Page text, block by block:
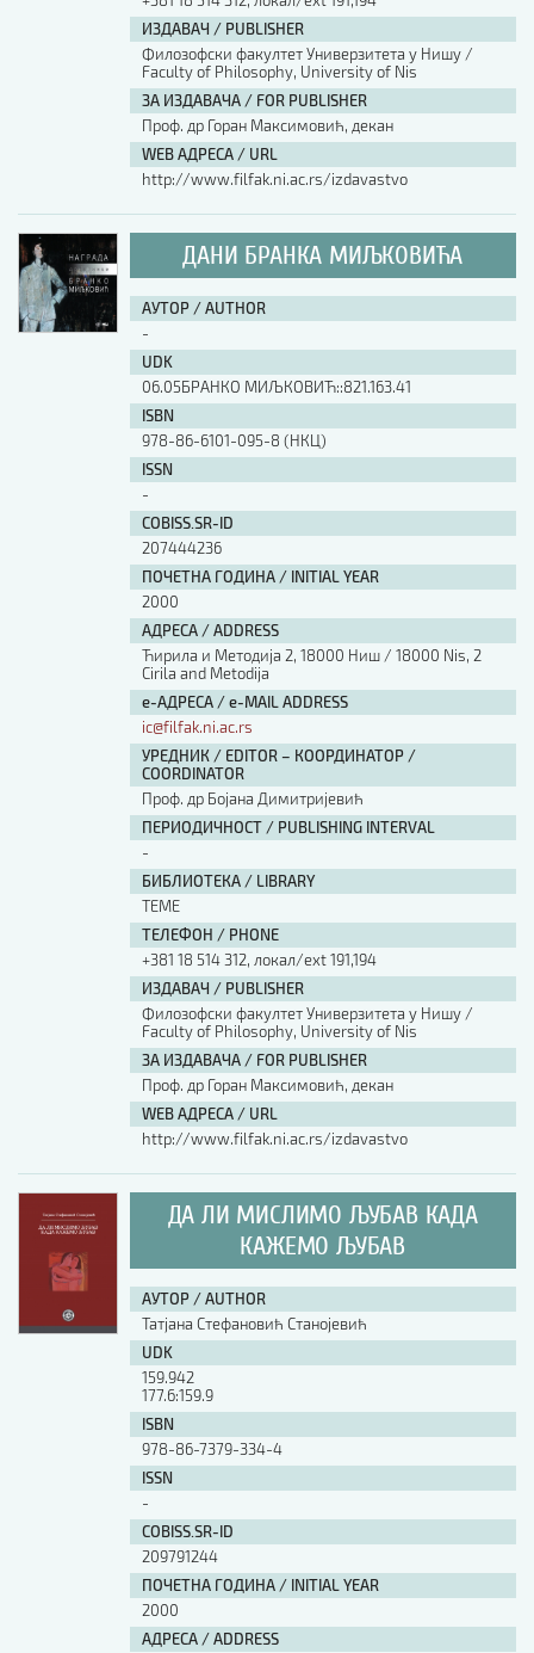
ИЗДАВАЧ / PUBLISHER
Филозофски факултет Универзитета у Нишу /
Faculty of Philosophy, University of Nis
ЗА ИЗДАВАЧА / FOR PUBLISHER
Проф. др Горан Максимовић, декан
WEB АДРЕСА / URL
http://www.filfak.ni.ac.rs/izdavastvo
ДАНИ БРАНКА МИЉКОВИЋА
АУТОР / AUTHOR
-
UDK
06.05БРАНКО МИЉКОВИЋ::821.163.41
ISBN
978-86-6101-095-8 (НКЦ)
ISSN
-
COBISS.SR-ID
207444236
ПОЧЕТНА ГОДИНА / INITIAL YEAR
2000
АДРЕСА / ADDRESS
Ћирила и Методија 2, 18000 Ниш / 18000 Nis, 2
Cirila and Metodija
е-АДРЕСА / e-MAIL ADDRESS
ic@filfak.ni.ac.rs
УРЕДНИК / EDITOR – КООРДИНАТОР /
COORDINATOR
Проф. др Бојана Димитријевић
ПЕРИОДИЧНОСТ / PUBLISHING INTERVAL
-
БИБЛИОТЕКА / LIBRARY
ТЕМЕ
ТЕЛЕФОН / PHONE
+381 18 514 312, локал/ext 191,194
ИЗДАВАЧ / PUBLISHER
Филозофски факултет Универзитета у Нишу /
Faculty of Philosophy, University of Nis
ЗА ИЗДАВАЧА / FOR PUBLISHER
Проф. др Горан Максимовић, декан
WEB АДРЕСА / URL
http://www.filfak.ni.ac.rs/izdavastvo
ДА ЛИ МИСЛИМО ЉУБАВ КАДА
КАЖЕМО ЉУБАВ
АУТОР / AUTHOR
Татјана Стефановић Станојевић
UDK
159.942
177.6:159.9
ISBN
978-86-7379-334-4
ISSN
-
COBISS.SR-ID
209791244
ПОЧЕТНА ГОДИНА / INITIAL YEAR
2000
АДРЕСА / ADDRESS